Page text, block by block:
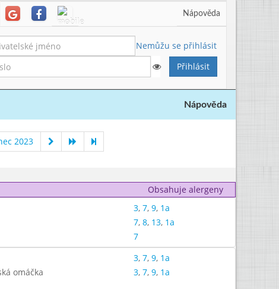
Nápověda
Nemůžu se přihlásit
Nápověda
2023
Obsahuje alergeny
3, 7, 9, 1a
7, 8, 13, 1a
7
3, 7, 9, 1a
omáčka 3, 7, 9, 1a